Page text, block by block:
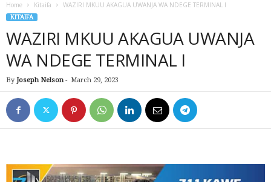
Home Kitaifa WAZIRI MKUU AKAGUA UWANJA WA NDEGE TERMINAL I
KITAIFA
WAZIRI MKUU AKAGUA UWANJA
WA NDEGE TERMINAL I
By Joseph Nelson- March 29, 2023